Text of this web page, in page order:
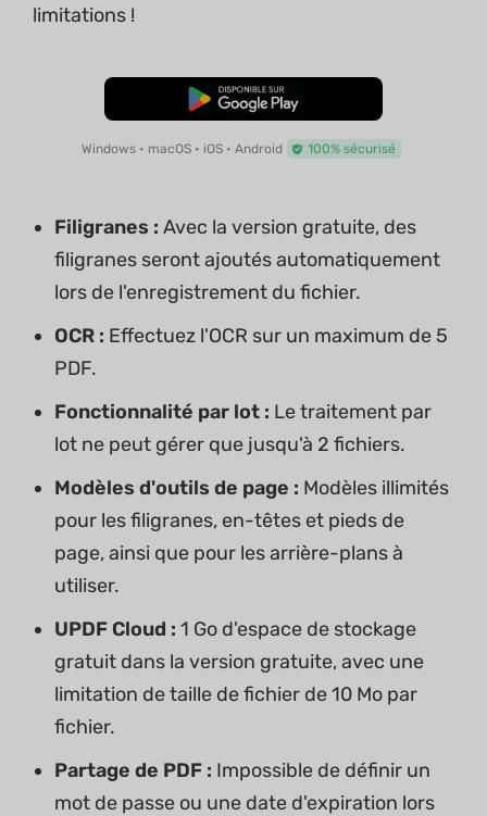
limitations !
TÉLÉCHARGER
Windows • macOS • iOS • Android 100% sécurisé
Filigranes : Avec la version gratuite, des
filigranes seront ajoutés automatiquement
lors de l'enregistrement du fichier.
OCR : Effectuez l'OCR sur un maximum de 5
PDF.
Fonctionnalité par lot : Le traitement par
lot ne peut gérer que jusqu'à 2 fichiers.
Modèles d'outils de page : Modèles illimités
pour les filigranes, en-têtes et pieds de
page, ainsi que pour les arrière-plans à
utiliser.
UPDF Cloud : 1 Go d'espace de stockage
gratuit dans la version gratuite, avec une
limitation de taille de fichier de 10 Mo par
fichier.
Partage de PDF : Impossible de définir un
mot de passe ou une date d'expiration lors